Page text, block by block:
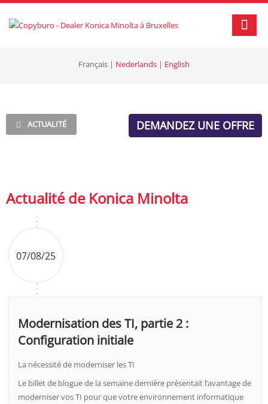
Français | Nederlands | English
ACTUALITÉ DEMANDEZ UNE OFFRE
Actualité de Konica Minolta
07/08/25
Modernisation des TI, partie 2 :
Configuration initiale
La nécessité de moderniser les TI
Le billet de blogue de la semaine dernière présentait l’avantage de
moderniser vos TI pour que votre environnement informatique